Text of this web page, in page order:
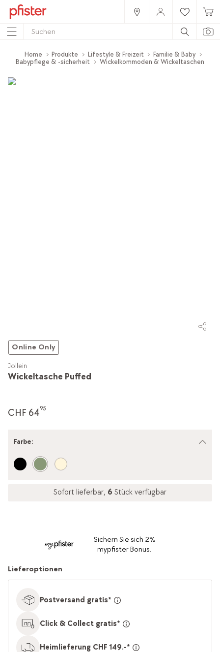
Home Produkte Lifestyle & Freizeit
Familie & Baby
Babypflege & -sicherheit
Wickelkommoden & Wickeltaschen
Online Only
Wickeltasche Puffed
Jollein
CHF 6495
Farbe:
Sofort lieferbar, 6 Stück verfügbar
Sichern Sie sich 2%
mypfister Bonus.
Lieferoptionen
Postversand gratis*
Click & Collect gratis*
Heimlieferung CHF 149.-*